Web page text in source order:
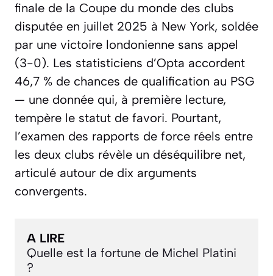
finale de la Coupe du monde des clubs
disputée en juillet 2025 à New York, soldée
par une victoire londonienne sans appel
(3-0). Les statisticiens d’Opta accordent
46,7 % de chances de qualification au PSG
— une donnée qui, à première lecture,
tempère le statut de favori. Pourtant,
l’examen des rapports de force réels entre
les deux clubs révèle un déséquilibre net,
articulé autour de dix arguments
convergents.
A LIRE
Quelle est la fortune de Michel Platini
?